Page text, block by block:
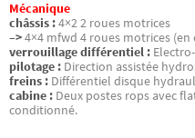
Mécanique
châssis :4×2 2 roues motrices
–>4×4 mfwd 4 roues motrices (en
verrouillage différentiel :
pilotage : Direction assistée
freins : Différentiel disque
cabine : Deux postes rops avec
conditionné.